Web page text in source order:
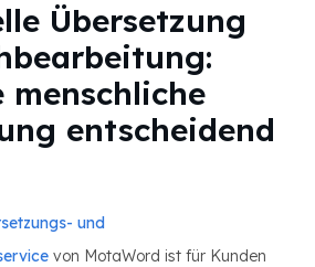
Übersetzung
menschliche
entscheidend
und
von MotaWord ist für Kunden